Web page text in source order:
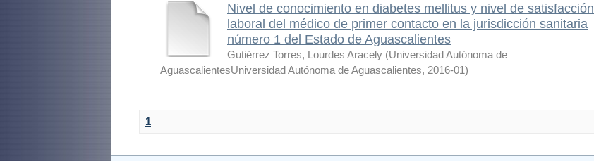
Nivel de conocimiento en diabetes mellitus y nivel de satisfacción
laboral del médico de primer contacto en la jurisdicción sanitaria
número 1 del Estado de Aguascalientes
Gutiérrez Torres, Lourdes Aracely (Universidad Autónoma de
AguascalientesUniversidad Autónoma de Aguascalientes, 2016-01)
1